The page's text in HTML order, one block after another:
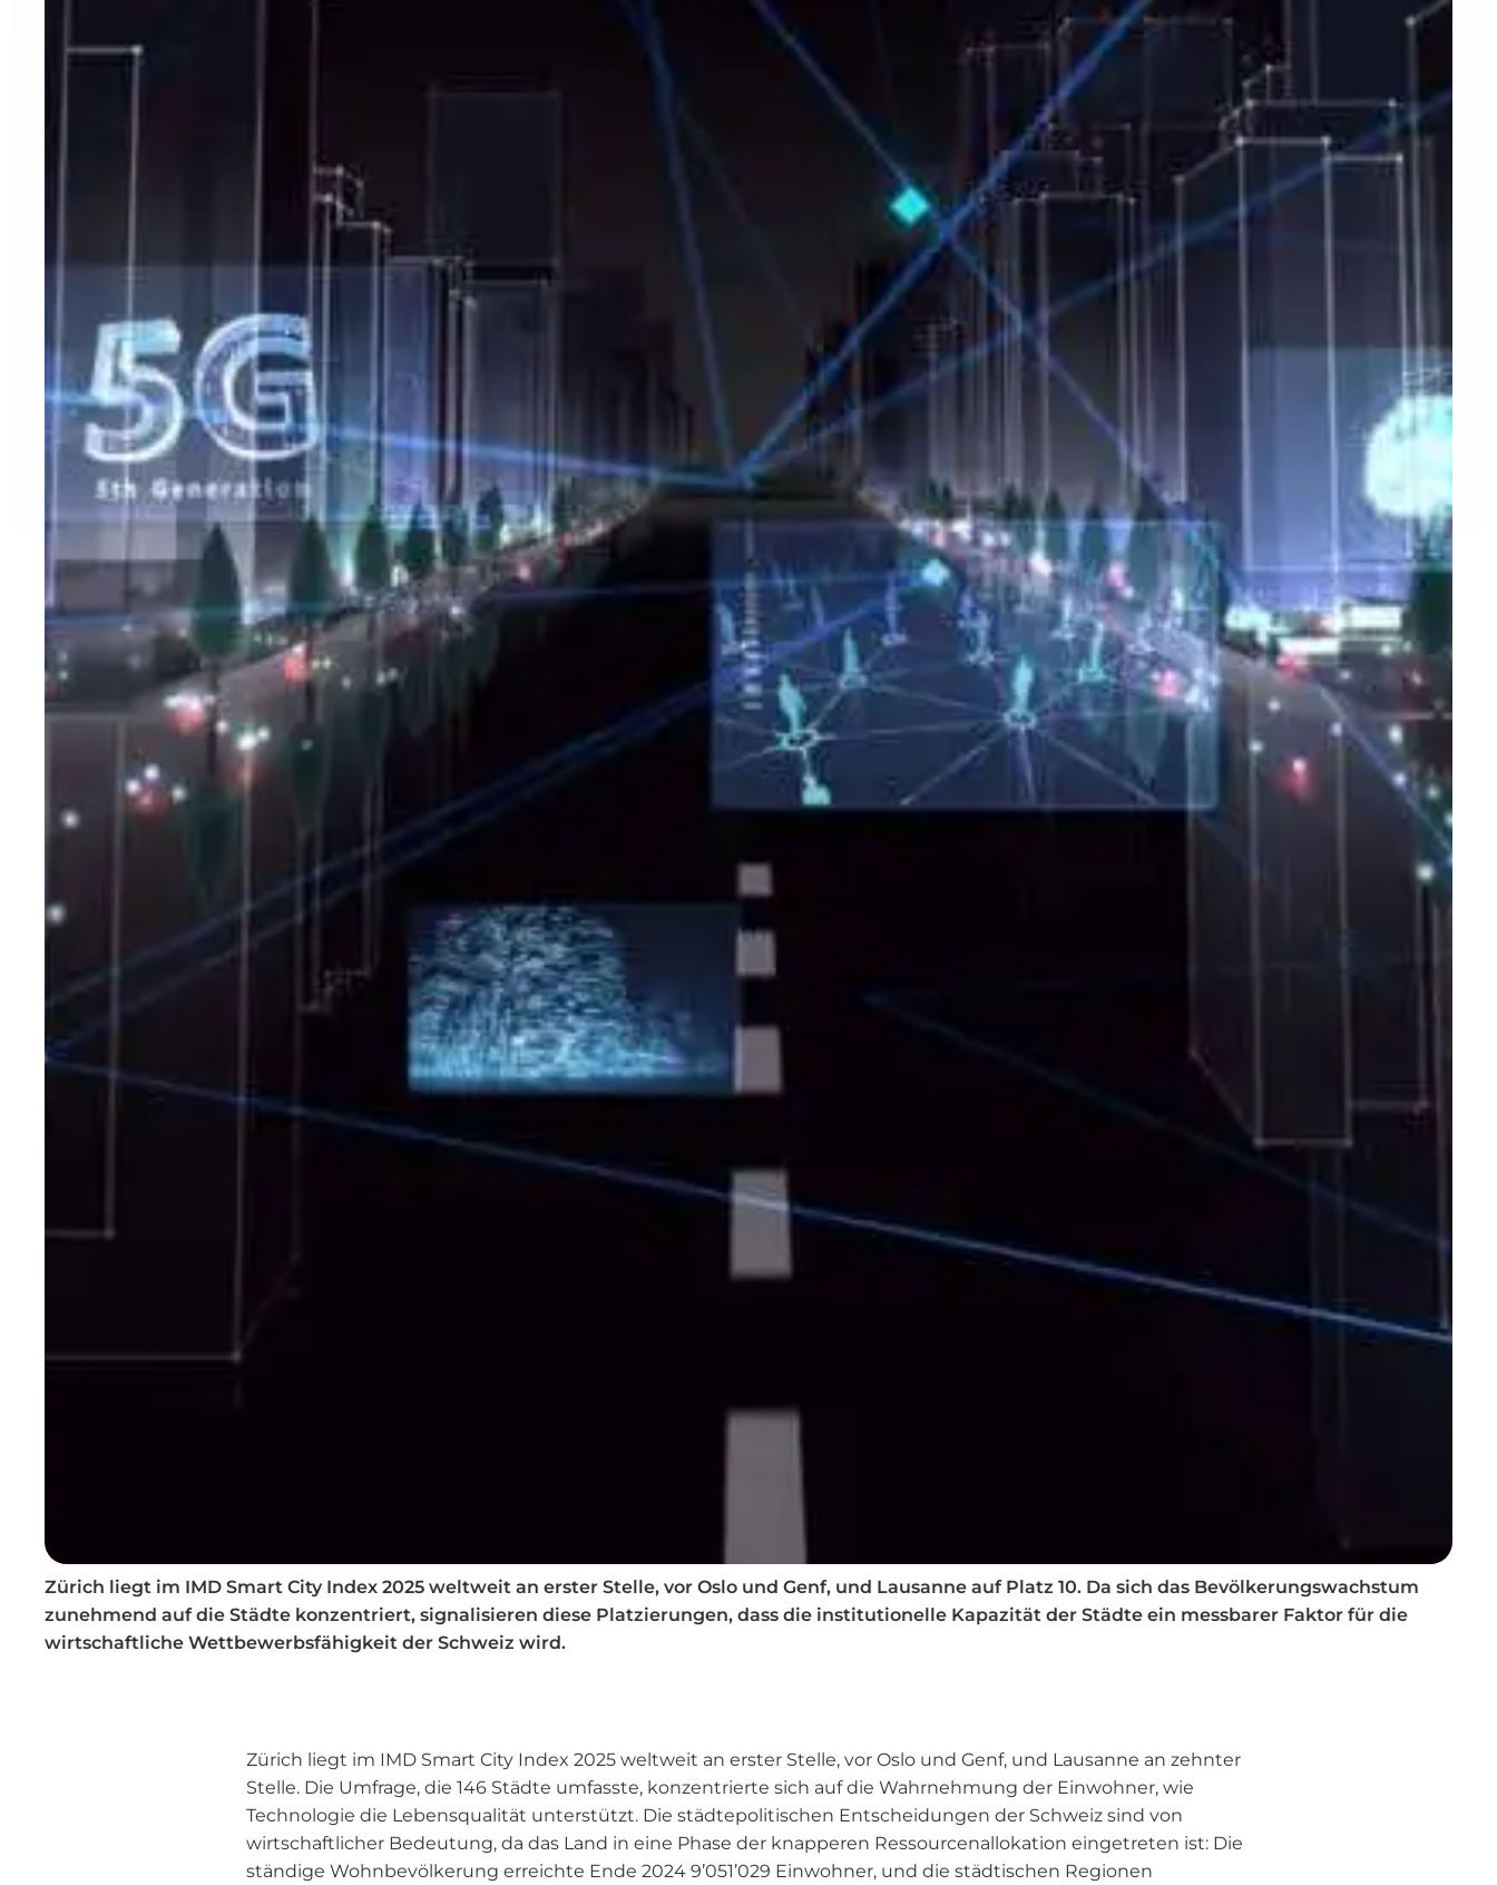
Zürich liegt im IMD Smart City Index 2025 weltweit an erster Stelle, vor Oslo und Genf, und Lausanne auf Platz 10. Da sich das Bevölkerungswachstum
zunehmend auf die Städte konzentriert, signalisieren diese Platzierungen, dass die institutionelle Kapazität der Städte ein messbarer Faktor für die
wirtschaftliche Wettbewerbsfähigkeit der Schweiz wird.
Zürich liegt im IMD Smart City Index 2025 weltweit an erster Stelle, vor Oslo und Genf, und Lausanne an zehnter
Stelle. Die Umfrage, die 146 Städte umfasste, konzentrierte sich auf die Wahrnehmung der Einwohner, wie
Technologie die Lebensqualität unterstützt. Die städtepolitischen Entscheidungen der Schweiz sind von
wirtschaftlicher Bedeutung, da das Land in eine Phase der knapperen Ressourcenallokation eingetreten ist: Die
ständige Wohnbevölkerung erreichte Ende 2024 9’051’029 Einwohner, und die städtischen Regionen